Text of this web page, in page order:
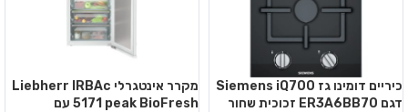
כיריים דומינו גז Siemens iQ700
דגם ER3A6BB70 זכוכית שחור
מקרר אינטגרלי Liebherr IRBAc
5171 peak BioFresh עם